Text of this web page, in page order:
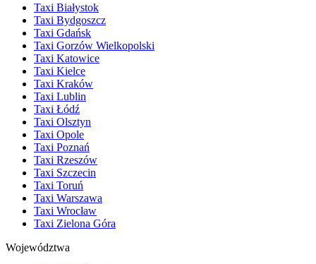
Taxi Białystok
Taxi Bydgoszcz
Taxi Gdańsk
Taxi Gorzów Wielkopolski
Taxi Katowice
Taxi Kielce
Taxi Kraków
Taxi Lublin
Taxi Łódź
Taxi Olsztyn
Taxi Opole
Taxi Poznań
Taxi Rzeszów
Taxi Szczecin
Taxi Toruń
Taxi Warszawa
Taxi Wrocław
Taxi Zielona Góra
Województwa